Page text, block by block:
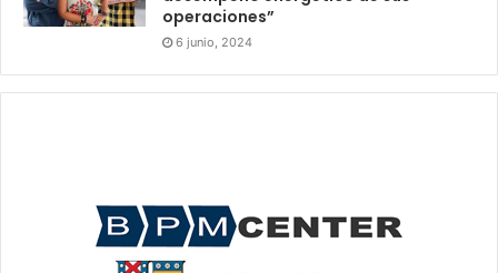
operaciones”
6 junio, 2024